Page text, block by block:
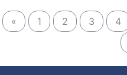
« 1 2 3 4